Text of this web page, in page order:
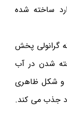
ساخته شده
گرانولی پخش
شدن در آب
و شکل ظاهری
جذب می کند.